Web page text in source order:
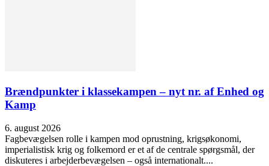
Brændpunkter i klassekampen – nyt nr. af Enhed og
Kamp
6. august 2026
Fagbevægelsen rolle i kampen mod oprustning, krigsøkonomi,
imperialistisk krig og folkemord er et af de centrale spørgsmål, der
diskuteres i arbejderbevægelsen – også internationalt....